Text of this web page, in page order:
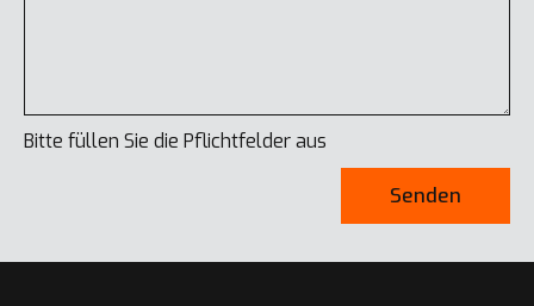
Bitte füllen Sie die Pflichtfelder aus
Senden